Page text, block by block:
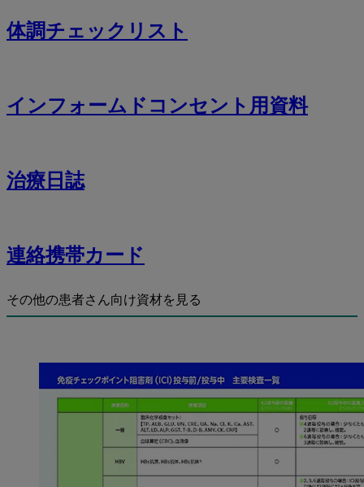
体調チェックリスト
インフォームドコンセント用資料
治療日誌
連絡携帯カード
その他の患者さん向け資材を見る